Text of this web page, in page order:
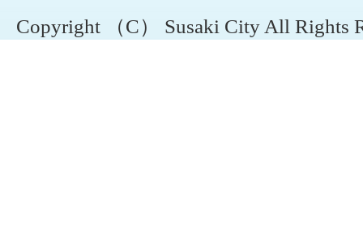
Copyright （C） Susaki City All Rights